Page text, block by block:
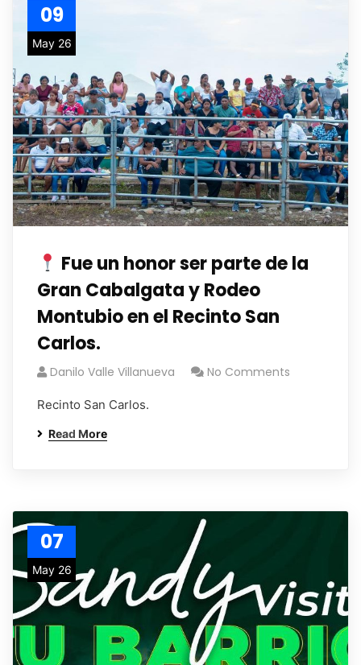
09
May 26
Fue un honor ser parte de la
Gran Cabalgata y Rodeo
Montubio en el Recinto San
Carlos.
Danilo Valle Villanueva No Comments
Recinto San Carlos.
Read More
07
May 26